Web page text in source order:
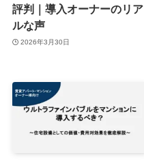
評判｜導入オーナーのリア
ルな声
2026年3月30日